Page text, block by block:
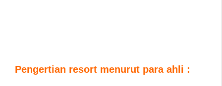
Pengertian resort menurut para ahli :